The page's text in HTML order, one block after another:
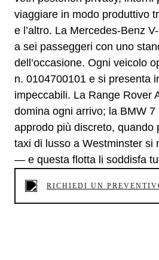
viaggiare in modo produttivo
e l’altro. La Mercedes-Benz
a sei passeggeri con uno
dell’occasione. Ogni veicolo
n. 0104700101 e si presenta
impeccabili. La Range Rover
domina ogni arrivo; la BMW 7
approdo più discreto, quando
taxi di lusso a Westminster si
— e questa flotta li soddisfa
RICHIEDI UN